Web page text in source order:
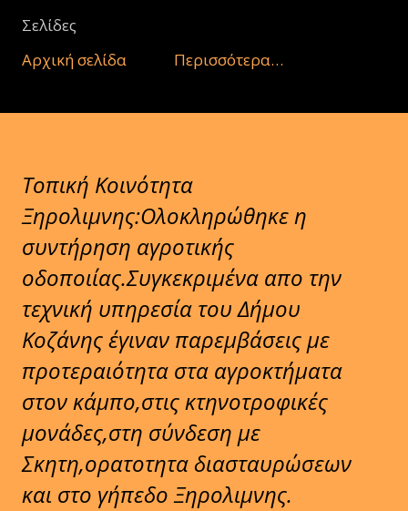
Σελίδες
Αρχική σελίδα
Περισσότερα…
Τοπική Κοινότητα
Ξηρολιμνης:Ολοκληρώθηκε η
συντήρηση αγροτικής
οδοποιίας.Συγκεκριμένα απο την
τεχνική υπηρεσία του Δήμου
Κοζάνης έγιναν παρεμβάσεις με
προτεραιότητα στα αγροκτήματα
στον κάμπο,στις κτηνοτροφικές
μονάδες,στη σύνδεση με
Σκητη,ορατοτητα διασταυρώσεων
και στο γήπεδο Ξηρολιμνης.